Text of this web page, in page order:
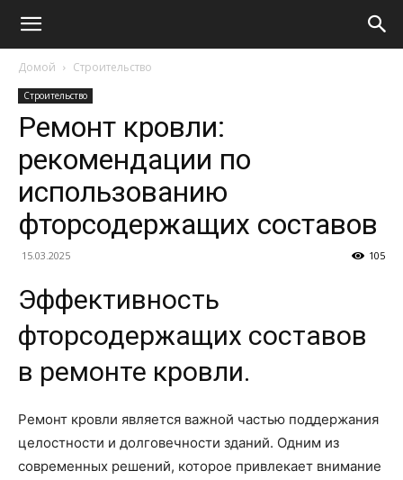
Домой Строительство
Строительство
Ремонт кровли:
рекомендации по
использованию
фторсодержащих составов
15.03.2025 105
Эффективность
фторсодержащих составов
в ремонте кровли.
Ремонт кровли является важной частью поддержания
целостности и долговечности зданий. Одним из
современных решений, которое привлекает внимание